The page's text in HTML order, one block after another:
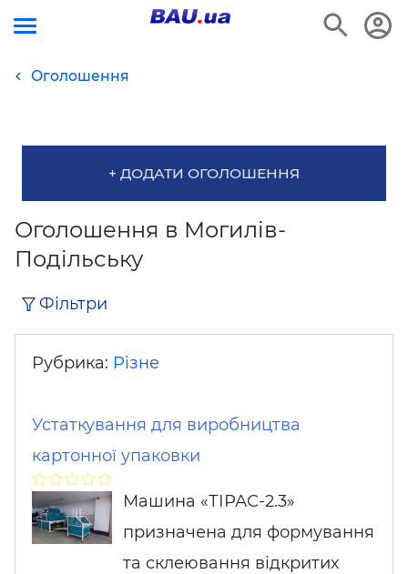
Оголошення
+ ДОДАТИ ОГОЛОШЕННЯ
Оголошення в Могилів-
Подільську
Фільтри
Рубрика: Різне
Устаткування для виробництва
картонної упаковки
Машина «ТІРАС-2.3»
призначена для формування
та склеювання відкритих